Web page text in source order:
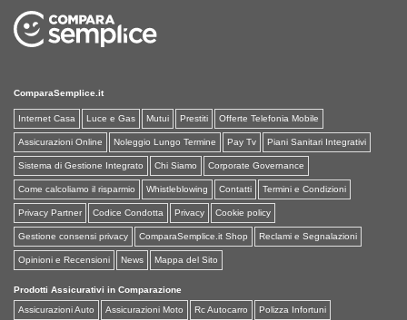
ComparaSemplice.it
Internet Casa Luce e Gas Mutui Prestiti Offerte Telefonia Mobile
Assicurazioni Online Noleggio Lungo Termine Pay Tv Piani Sanitari Integrativi
Sistema di Gestione Integrato Chi Siamo Corporate Governance
Come calcoliamo il risparmio Whistleblowing Contatti Termini e Condizioni
Privacy Partner Codice Condotta Privacy Cookie policy
Gestione consensi privacy ComparaSemplice.it Shop Reclami e Segnalazioni
Opinioni e Recensioni News Mappa del Sito
Prodotti Assicurativi in Comparazione
Assicurazioni Auto
Assicurazioni Moto Rc Autocarro Polizza Infortuni